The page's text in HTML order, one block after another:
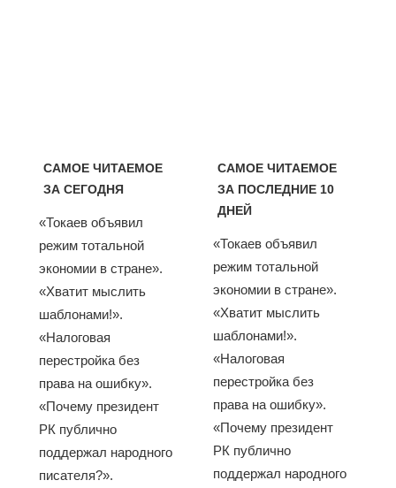
САМОЕ ЧИТАЕМОЕ
ЗА СЕГОДНЯ
«Токаев объявил
режим тотальной
экономии в стране».
«Хватит мыслить
шаблонами!».
«Налоговая
перестройка без
права на ошибку».
«Почему президент
РК публично
поддержал народного
писателя?».
САМОЕ ЧИТАЕМОЕ
ЗА ПОСЛЕДНИЕ 10
ДНЕЙ
«Токаев объявил
режим тотальной
экономии в стране».
«Хватит мыслить
шаблонами!».
«Налоговая
перестройка без
права на ошибку».
«Почему президент
РК публично
поддержал народного